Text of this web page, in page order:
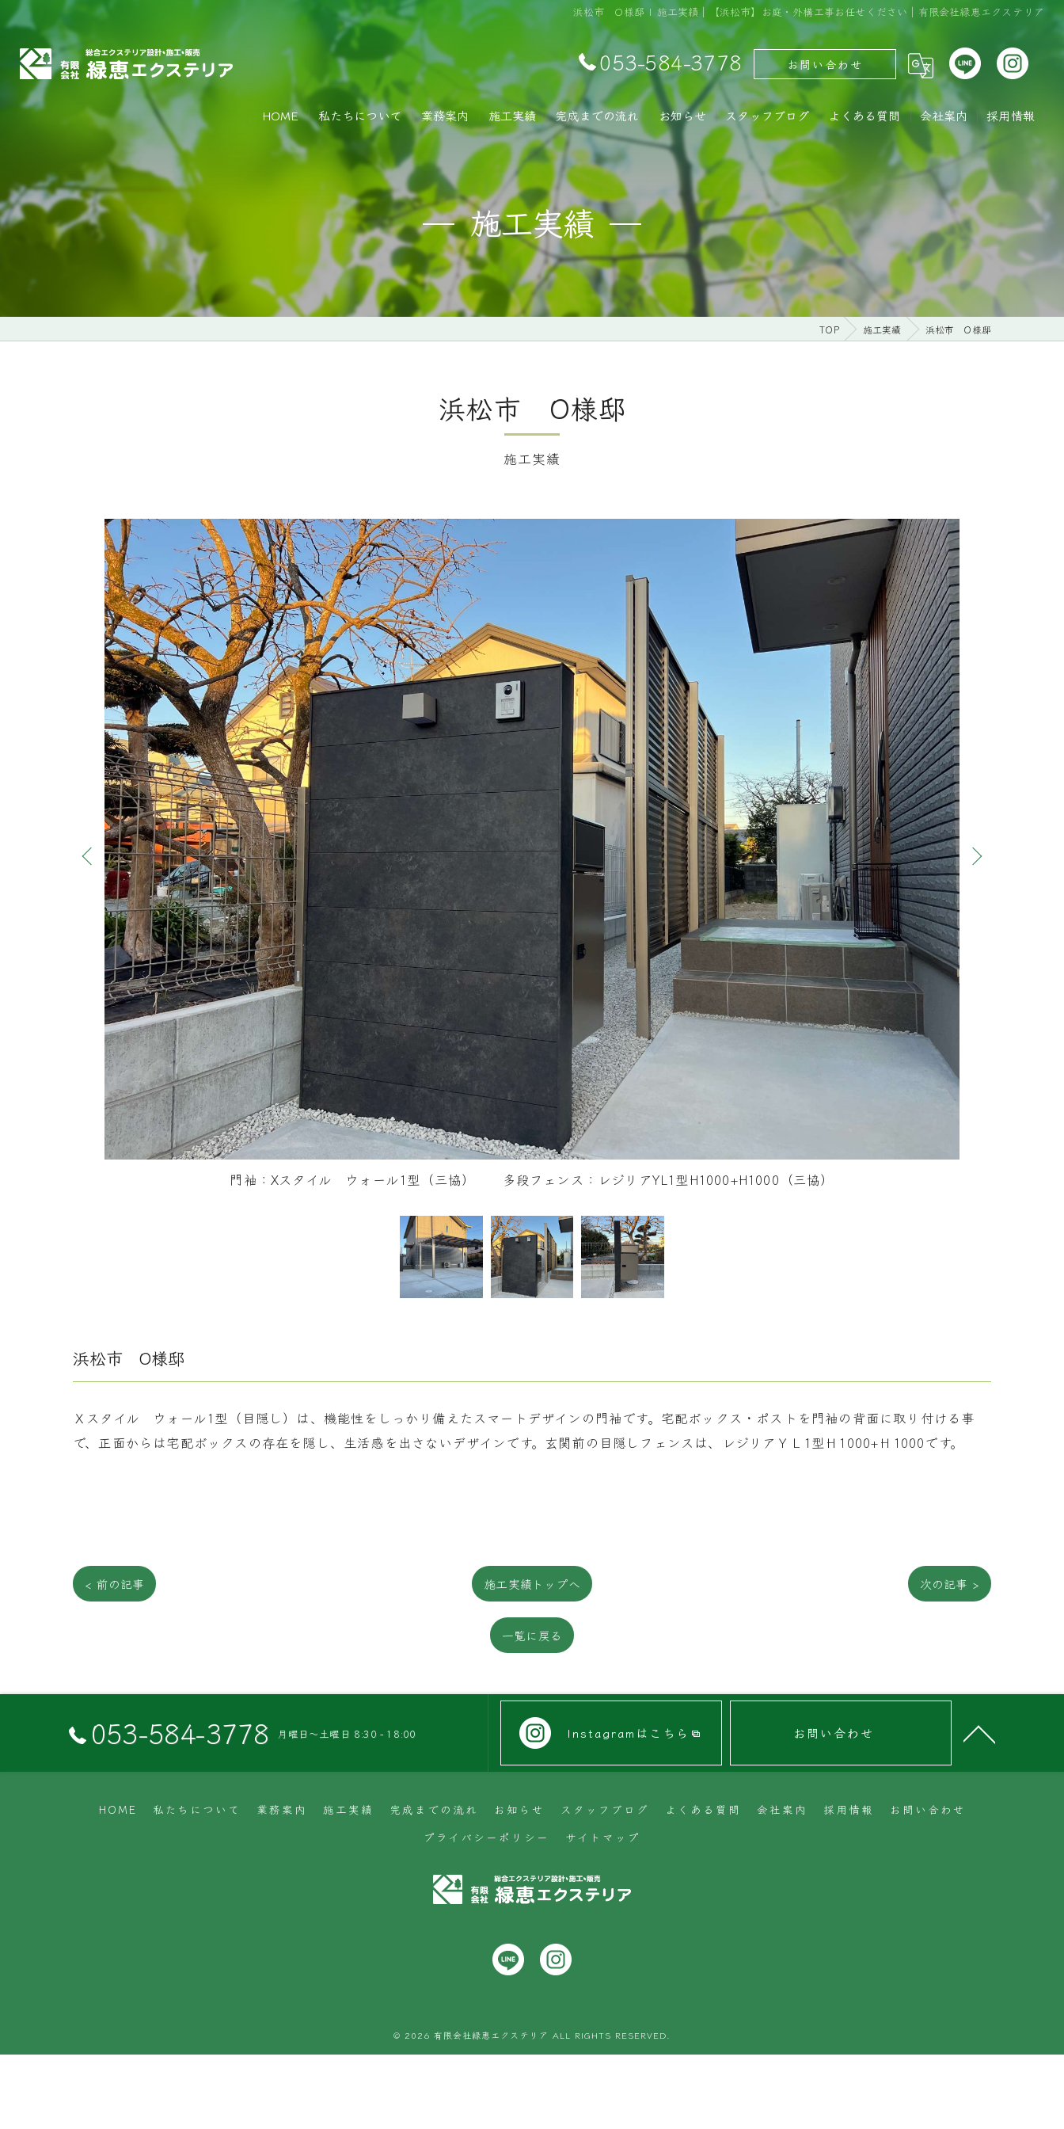
浜松市 O様邸 | 施工実績｜【浜松市】お庭・外構工事お任せください｜有限会社緑恵エクステリア
053-584-3778 お問い合わせ
HOME 私たちについて 業務案内 施工実績 完成までの流れ お知らせ スタッフブログ よくある質問 会社案内 採用情報
施工実績
TOP 施工実績 浜松市 O様邸
施工実績
浜松市 O様邸
門袖：Xスタイル ウォール1型（三協） 多段フェンス：レジリアYL1型H1000+H1000（三協）
ポスト・宅配ボックスを側面に設置。アプローチ側から取り出しやすいです。
浜松市 O様邸
Ｘスタイル ウォール1型（目隠し）は、機能性をしっかり備えたスマートデザインの門袖です。宅配ボックス・ポストを門袖の背面に取り付ける事
で、正面からは宅配ボックスの存在を隠し、生活感を出さないデザインです。玄関前の目隠しフェンスは、レジリアＹＬ1型Ｈ1000+Ｈ1000です。
< 前の記事 施工実績トップへ 次の記事 >
一覧に戻る
053-584-3778 月曜日～土曜日 8:30 - 18:00 Instagramはこちら お問い合わせ
HOME 私たちについて 業務案内 施工実績 完成までの流れ お知らせ スタッフブログ よくある質問 会社案内 採用情報
お問い合わせ
プライバシーポリシー
サイトマップ
© 2026 有限会社緑恵エクステリア ALL RIGHTS RESERVED.